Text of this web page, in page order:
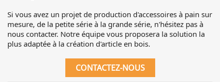
Si vous avez un projet de production d'accessoires à pain sur
mesure, de la petite série à la grande série, n'hésitez pas à
nous contacter. Notre équipe vous proposera la solution la
plus adaptée à la création d'article en bois.
CONTACTEZ-NOUS